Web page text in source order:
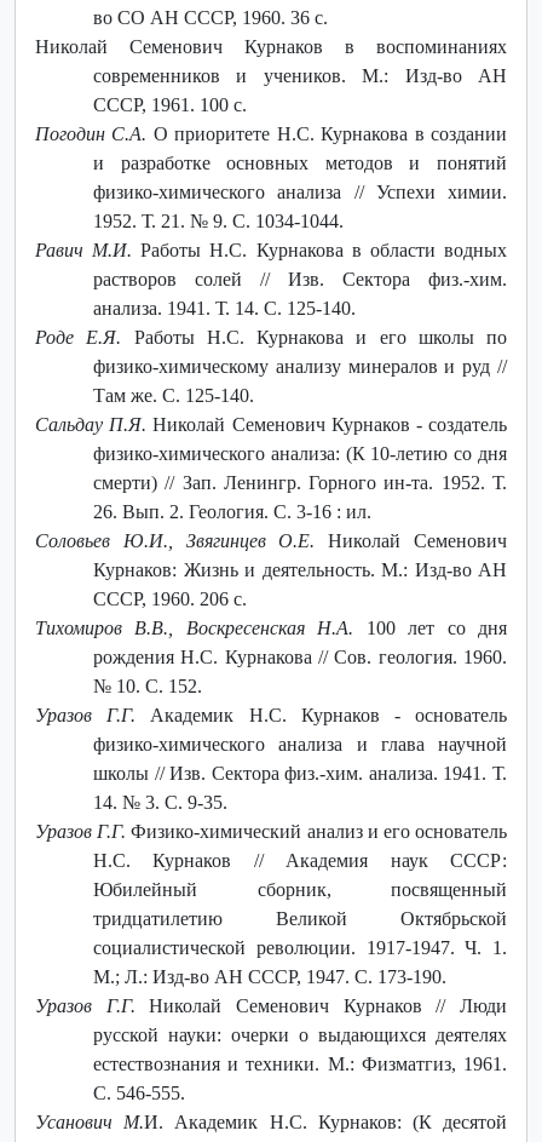
во СО АН СССР, 1960. 36 с.
Николай Семенович Курнаков в воспоминаниях
современников и учеников. М.: Изд-во АН
СССР, 1961. 100 с.
Погодин С.А. О приоритете Н.С. Курнакова в создании
и разработке основных методов и понятий
физико-химического анализа // Успехи химии.
1952. Т. 21. № 9. С. 1034-1044.
Равич М.И. Работы Н.С. Курнакова в области водных
растворов солей // Изв. Сектора физ.-хим.
анализа. 1941. Т. 14. С. 125-140.
Роде Е.Я. Работы Н.С. Курнакова и его школы по
физико-химическому анализу минералов и руд //
Там же. С. 125-140.
Сальдау П.Я. Николай Семенович Курнаков - создатель
физико-химического анализа: (К 10-летию со дня
смерти) // Зап. Ленингр. Горного ин-та. 1952. Т.
26. Вып. 2. Геология. С. 3-16 : ил.
Соловьев Ю.И., Звягинцев О.Е. Николай Семенович
Курнаков: Жизнь и деятельность. М.: Изд-во АН
СССР, 1960. 206 с.
Тихомиров В.В., Воскресенская Н.А. 100 лет со дня
рождения Н.С. Курнакова // Сов. геология. 1960.
№ 10. С. 152.
Уразов Г.Г. Академик Н.С. Курнаков - основатель
физико-химического анализа и глава научной
школы // Изв. Сектора физ.-хим. анализа. 1941. Т.
14. № 3. С. 9-35.
Уразов Г.Г. Физико-химический анализ и его основатель
Н.С. Курнаков // Академия наук СССР:
Юбилейный сборник, посвященный
тридцатилетию Великой Октябрьской
социалистической революции. 1917-1947. Ч. 1.
М.; Л.: Изд-во АН СССР, 1947. С. 173-190.
Уразов Г.Г. Николай Семенович Курнаков // Люди
русской науки: очерки о выдающихся деятелях
естествознания и техники. М.: Физматгиз, 1961.
С. 546-555.
Усанович М.И. Академик Н.С. Курнаков: (К десятой